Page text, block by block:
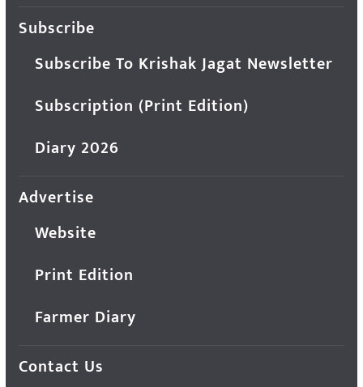
Subscribe
Subscribe To Krishak Jagat Newsletter
Subscription (Print Edition)
Diary 2026
Advertise
Website
Print Edition
Farmer Diary
Contact Us